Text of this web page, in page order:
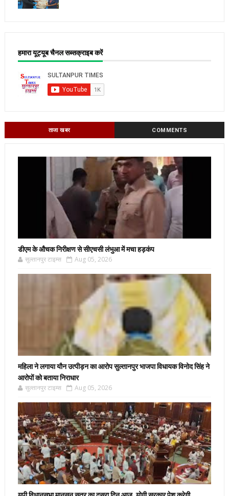
हमारा यूट्यूब चैनल सब्सक्राइब करें
ताजा खबर COMMENTS
डीएम के औचक निरीक्षण से सीएचसी लंभुआ में मचा हड़कंप
सुल्तानपुर टाइम्स Aug 05, 2026
महिला ने लगाया यौन उत्पीड़न का आरोप सुल्तानपुर भाजपा विधायक विनोद सिंह ने
आरोपों को बताया निराधार
सुल्तानपुर टाइम्स Aug 05, 2026